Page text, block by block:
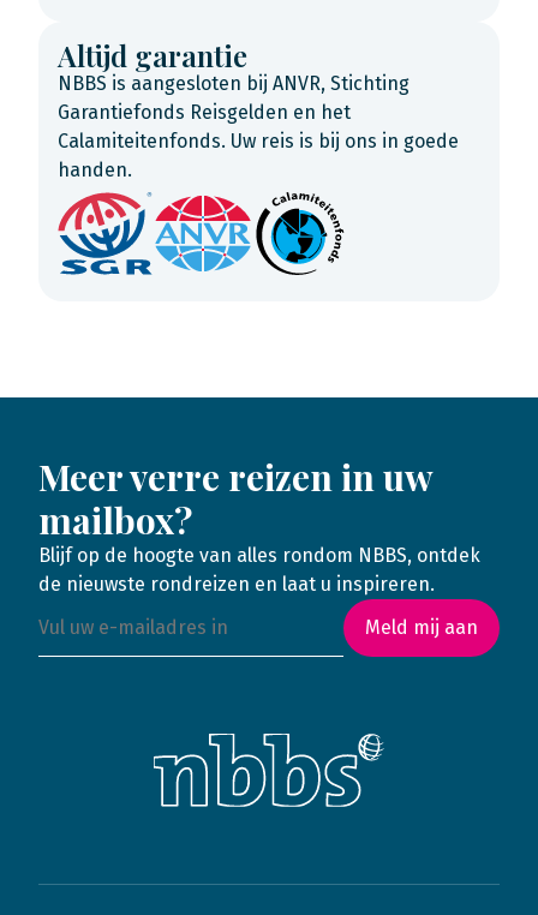
Altijd garantie
NBBS is aangesloten bij ANVR, Stichting
Garantiefonds Reisgelden en het
Calamiteitenfonds. Uw reis is bij ons in goede
handen.
Meer verre reizen in uw
mailbox?
Blijf op de hoogte van alles rondom NBBS, ontdek
de nieuwste rondreizen en laat u inspireren.
Meld mij aan